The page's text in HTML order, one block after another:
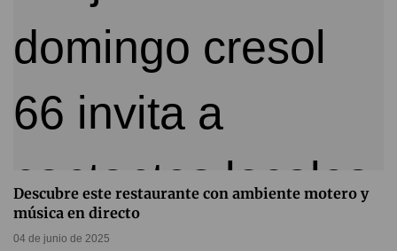
Descubre este restaurante con ambiente motero y
música en directo
04 de junio de 2025